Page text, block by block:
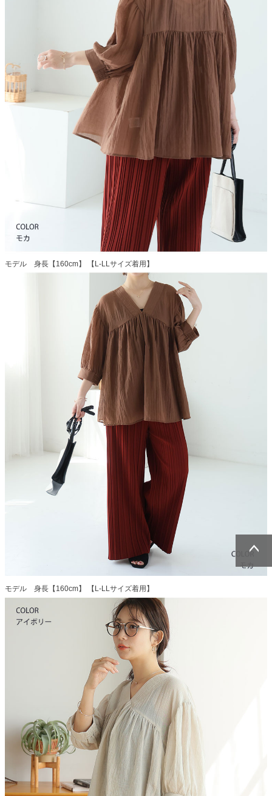
モデル 身長【160cm】 【L-LLサイズ着用】
モデル 身長【160cm】 【L-LLサイズ着用】
ページトッ
ページトッ